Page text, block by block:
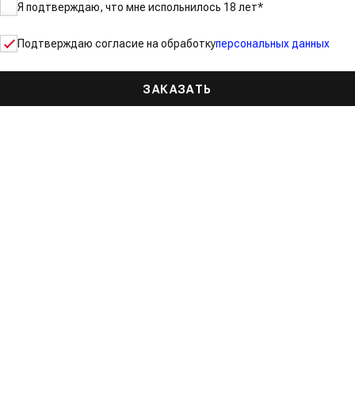
Я подтверждаю, что мне испольнилось 18 лет*
Подтверждаю согласие на обработкуперсональных данных
ЗАКАЗАТЬ